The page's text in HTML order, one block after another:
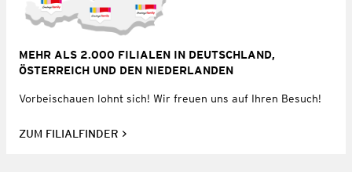
MEHR ALS 2.000 FILIALEN IN DEUTSCHLAND,
ÖSTERREICH UND DEN NIEDERLANDEN
Vorbeischauen lohnt sich! Wir freuen uns auf Ihren Besuch!
ZUM FILIALFINDER